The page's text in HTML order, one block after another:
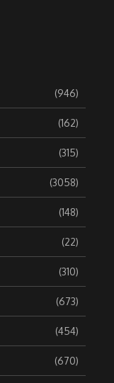
(946)
(162)
(315)
(3058)
(148)
(22)
(310)
(673)
(454)
(670)